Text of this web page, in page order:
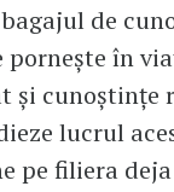
de
pornește în
și cunoștințe
lucrul
pe filiera